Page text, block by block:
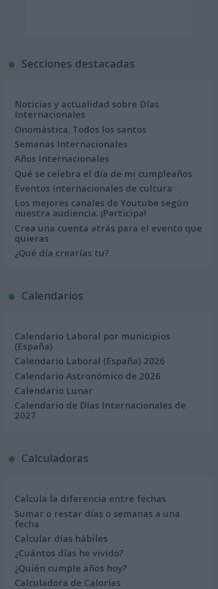
Secciones destacadas
Noticias y actualidad sobre Días
Internacionales
Onomástica. Todos los santos
Semanas Internacionales
Años Internacionales
Qué se celebra el día de mi cumpleaños
Eventos internacionales de cultura
Los mejores canales de Youtube según
nuestra audiencia. ¡Participa!
Crea una cuenta atrás para el evento que
quieras
¿Qué día crearías tu?
Calendarios
Calendario Laboral por municipios
(España)
Calendario Laboral (España) 2026
Calendario Astronómico de 2026
Calendario Lunar
Calendario de Días Internacionales de
2027
Calculadoras
Calcula la diferencia entre fechas
Sumar o restar días o semanas a una
fecha
Calcular días hábiles
¿Cuántos días he vivido?
¿Quién cumple años hoy?
Calculadora de Calorías